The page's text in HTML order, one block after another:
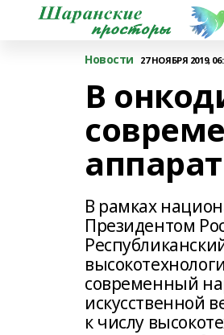
Новости 27 НОЯБРЯ 2019,
В
аппарат
В рамках
Президентом
современный
искусственной
к числу